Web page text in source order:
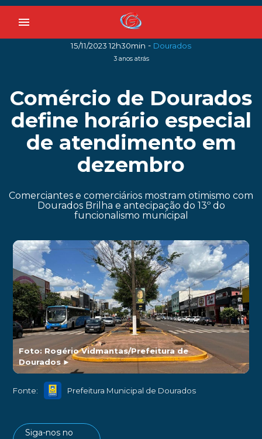
menu
15/11/2023 12h30min - Dourados
3 anos atrás
Comércio de Dourados
define horário especial
de atendimento em
dezembro
Comerciantes e comerciários mostram otimismo com
Dourados Brilha e antecipação do 13º do
funcionalismo municipal
Foto: Rogério Vidmantas/Prefeitura de
Dourados►
Fonte: Prefeitura Municipal de Dourados
Siga-nos no